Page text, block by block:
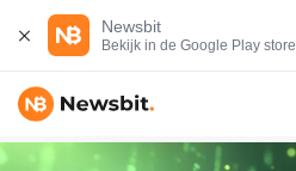
Newsbit
Bekijk in de Google Play store